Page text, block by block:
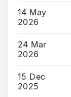
14 May
2026
24 Mar
2026
15 Dec
2025